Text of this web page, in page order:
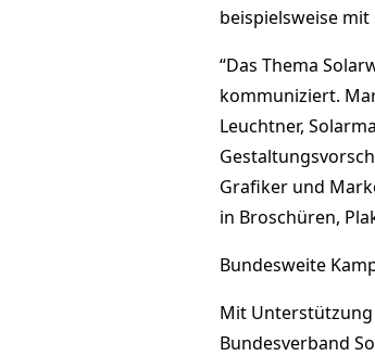
beispielsweise
“Das Thema
kommuniziert.
Leuchtner,
Grafiker und
in Broschüren,
Bundesweite
Mit
Bundesverband